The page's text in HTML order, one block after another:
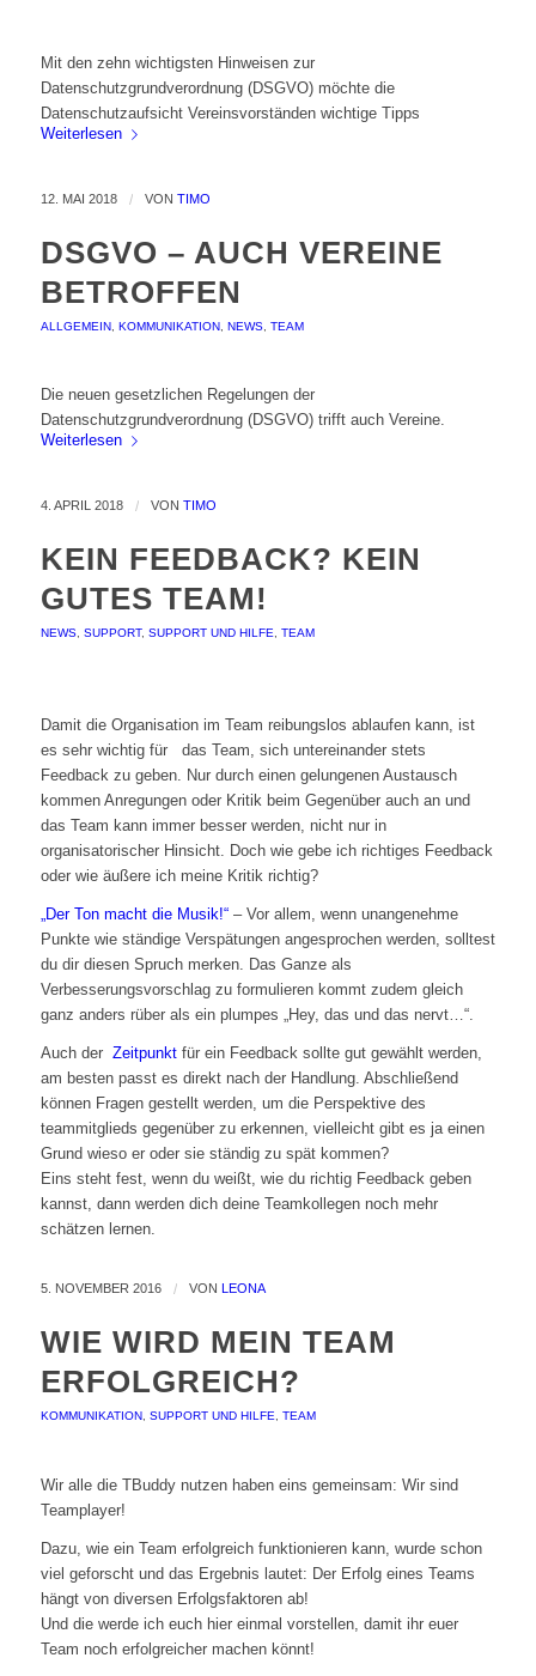
Mit den zehn wichtigsten Hinweisen zur
Datenschutzgrundverordnung (DSGVO) möchte die
Datenschutzaufsicht Vereinsvorständen wichtige Tipps
Weiterlesen
12. MAI 2018 / VON TIMO
DSGVO – AUCH VEREINE
BETROFFEN
ALLGEMEIN, KOMMUNIKATION, NEWS, TEAM
Die neuen gesetzlichen Regelungen der
Datenschutzgrundverordnung (DSGVO) trifft auch Vereine.
Weiterlesen
4. APRIL 2018 / VON TIMO
KEIN FEEDBACK? KEIN
GUTES TEAM!
NEWS, SUPPORT, SUPPORT UND HILFE, TEAM
Damit die Organisation im Team reibungslos ablaufen kann, ist
es sehr wichtig für das Team, sich untereinander stets
Feedback zu geben. Nur durch einen gelungenen Austausch
kommen Anregungen oder Kritik beim Gegenüber auch an und
das Team kann immer besser werden, nicht nur in
organisatorischer Hinsicht. Doch wie gebe ich richtiges Feedback
oder wie äußere ich meine Kritik richtig?
„Der Ton macht die Musik!“– Vor allem, wenn unangenehme
Punkte wie ständige Verspätungen angesprochen werden, solltest
du dir diesen Spruch merken. Das Ganze als
Verbesserungsvorschlag zu formulieren kommt zudem gleich
ganz anders rüber als ein plumpes „Hey, das und das nervt…“.
Auch der Zeitpunktfür ein Feedback sollte gut gewählt werden,
am besten passt es direkt nach der Handlung. Abschließend
können Fragen gestellt werden, um die Perspektive des
teammitglieds gegenüber zu erkennen, vielleicht gibt es ja einen
Grund wieso er oder sie ständig zu spät kommen?
Eins steht fest, wenn du weißt, wie du richtig Feedback geben
kannst, dann werden dich deine Teamkollegen noch mehr
schätzen lernen.
5. NOVEMBER 2016 / VON LEONA
WIE WIRD MEIN TEAM
ERFOLGREICH?
KOMMUNIKATION, SUPPORT UND HILFE, TEAM
Wir alle die TBuddy nutzen haben eins gemeinsam: Wir sind
Teamplayer!
Dazu, wie ein Team erfolgreich funktionieren kann, wurde schon
viel geforscht und das Ergebnis lautet: Der Erfolg eines Teams
hängt von diversen Erfolgsfaktoren ab!
Und die werde ich euch hier einmal vorstellen, damit ihr euer
Team noch erfolgreicher machen könnt!